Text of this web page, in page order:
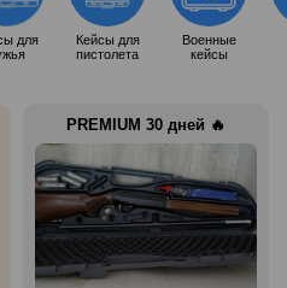
для
Кейсы для
пистолета
Военные
кейсы
PREMIUM 30 дней 🔥